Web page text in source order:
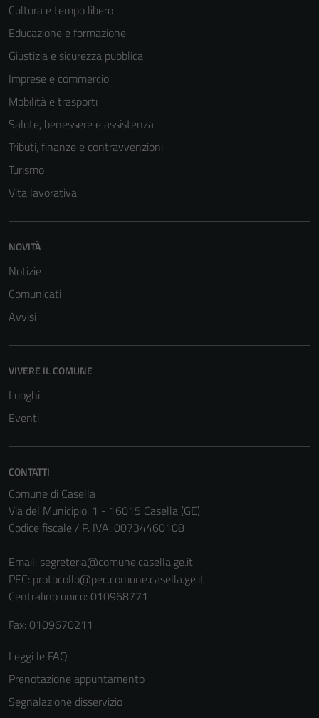
Cultura e tempo libero
Educazione e formazione
Giustizia e sicurezza pubblica
Imprese e commercio
Mobilità e trasporti
Salute, benessere e assistenza
Tributi, finanze e contravvenzioni
Turismo
Vita lavorativa
NOVITÀ
Notizie
Comunicati
Avvisi
VIVERE IL COMUNE
Luoghi
Eventi
CONTATTI
Comune di Casella
Via del Municipio, 1 - 16015 Casella (GE)
Codice fiscale / P. IVA: 00734460108
Email: segreteria@comune.casella.ge.it
PEC: protocollo@pec.comune.casella.ge.it
Centralino unico: 010968771
Fax: 0109670211
Leggi le FAQ
Prenotazione appuntamento
Segnalazione disservizio